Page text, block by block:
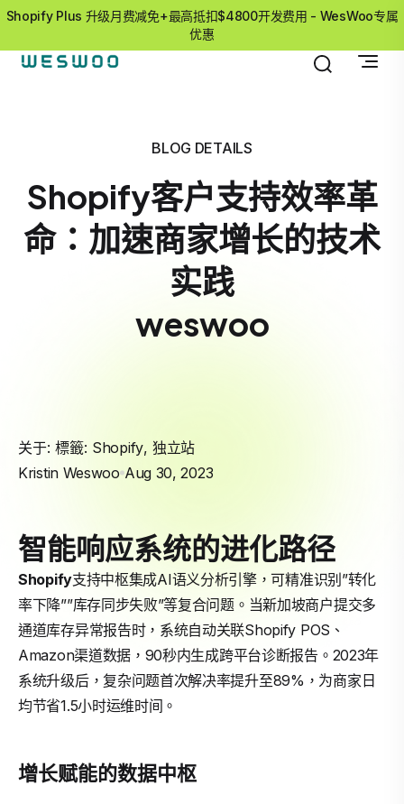
Shopify Plus 升级月费减免+最高抵扣$4800开发费用 - WesWoo专属
优惠
BLOG DETAILS
Shopify客户支持效率革
命：加速商家增长的技术
实践
weswoo
关于: 標籤: Shopify, 独立站
Kristin Weswoo Aug 30, 2023
智能响应系统的进化路径
Shopify支持中枢集成AI语义分析引擎，可精准识别”转化
率下降””库存同步失败”等复合问题。当新加坡商户提交多
通道库存异常报告时，系统自动关联Shopify POS、
Amazon渠道数据，90秒内生成跨平台诊断报告。2023年
系统升级后，复杂问题首次解决率提升至89%，为商家日
均节省1.5小时运维时间。
增长赋能的数据中枢